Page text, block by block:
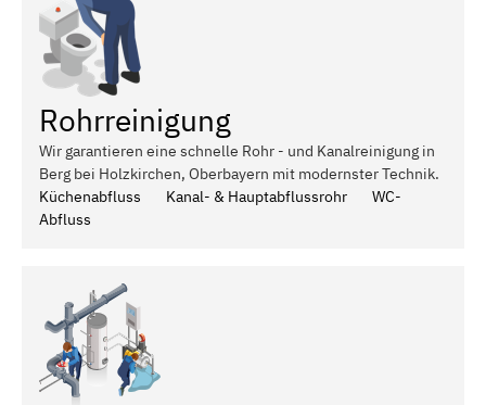
Rohrreinigung
Wir garantieren eine schnelle Rohr - und Kanalreinigung in
Berg bei Holzkirchen, Oberbayern mit modernster Technik.
Küchenabfluss
Kanal- & Hauptabflussrohr
WC-
Abfluss